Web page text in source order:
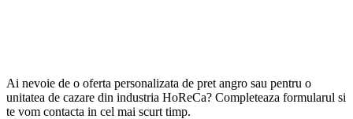
Ai nevoie de o oferta personalizata de pret angro sau pentru o
unitatea de cazare din industria HoReCa? Completeaza formularul si
te vom contacta in cel mai scurt timp.